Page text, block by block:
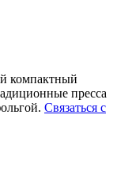
компактный
пресса
Связаться с